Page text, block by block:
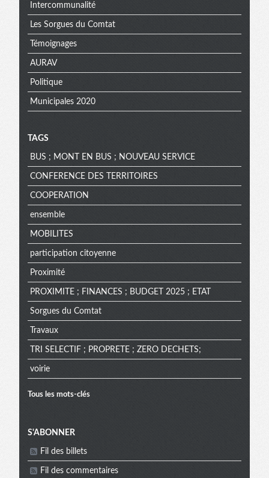
Intercommunalité
Les Sorgues du Comtat
Témoignages
AURAV
Politique
Municipales 2020
TAGS
BUS ; MONT EN BUS ; NOUVEAU SERVICE
CONFERENCE DES TERRITOIRES
COOPERATION
ensemble
MOBILITES
participation citoyenne
Proximité
PROXIMITE ; FINANCES ; BUDGET 2025 ; ETAT
Sorgues du Comtat
Travaux
TRI SELECTIF ; PROPRETE ; ZERO DECHETS;
voirie
Tous les mots-clés
Menu
S'ABONNER
Fil des billets
Fil des commentaires